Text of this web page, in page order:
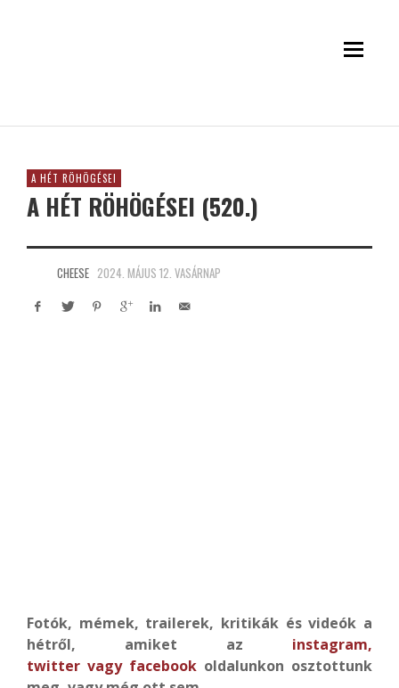
A HÉT RÖHÖGÉSEI
A HÉT RÖHÖGÉSEI (520.)
CHEESE 2024. MÁJUS 12. VASÁRNAP
Fotók, mémek, trailerek, kritikák és videók a
hétről, amiket az instagram,
twitter vagy facebook oldalunkon osztottunk